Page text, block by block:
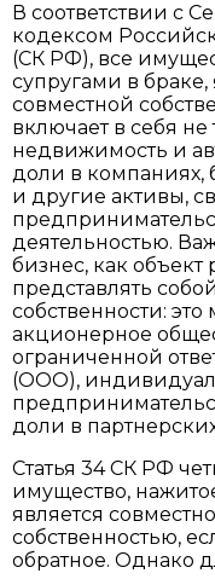
В соответствии с
кодексом
(СК РФ), все
супругами в браке,
совместной
включает в себя не
недвижимость и
доли в компаниях,
и другие активы,
деятельностью.
бизнес, как объект
представлять
собственности: это
акционерное
ограниченной
(ООО),
доли в
Статья 34 СК РФ
имущество,
является
собственностью,
обратное. Однако